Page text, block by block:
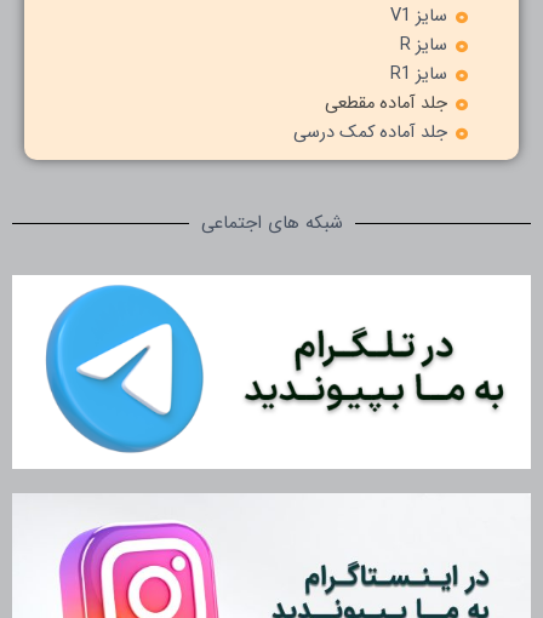
سایز V1
سایز R
سایز R1
جلد آماده مقطعی
جلد آماده کمک درسی
شبکه های اجتماعی